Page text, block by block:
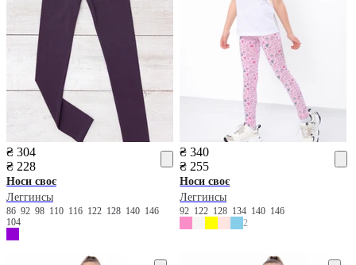
₴ 304
₴ 228
Носи своє
Леггинсы
86 92 98 110 116 122 128 140 146
104
₴ 340
₴ 255
Носи своє
Леггинсы
92 122 128 134 140 146
2